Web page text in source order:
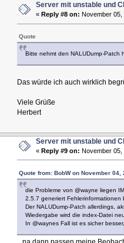
Server mit unstable und
« Reply #8 on: November 05,
Quote
Bitte nehmt den NALUDump-Patch
Das würde ich auch wirklich
Viele Grüße
Herbert
Server mit unstable und
« Reply #9 on: November 05,
Quote from: BobW on November 04,
die Probleme von @wayne liegen
2.5.7 generiert
Der NALUDump-Patch allerdings,
Wiedergabe wird die index-Datei
In @waynes Fall ist es sicher